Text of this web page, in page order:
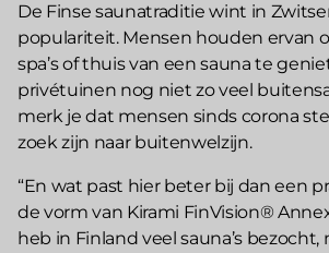
De Finse saunatraditie wint in
populariteit. Mensen houden ervan
spa’s of thuis van een sauna te
privétuinen nog niet zo veel
merk je dat mensen sinds corona
zoek zijn naar buitenwelzijn.
“En wat past hier beter bij dan een
de vorm van Kirami FinVision®
heb in Finland veel sauna’s bezocht,